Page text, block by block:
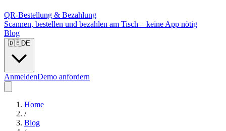
QR-Bestellung & Bezahlung
Scannen, bestellen und bezahlen am Tisch – keine App nötig
Blog
🇩🇪DE
AnmeldenDemo anfordern
Home
/
Blog